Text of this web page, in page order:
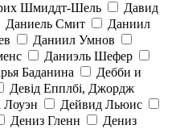
Шмиддт-Шель
Давид
Даниель Смит
Даниил
Даниил Умнов
Даниэль Шефер
Баданина
Дебби и
Девід Епплбі, Джордж
Лоуэн
Дейвид Льюис
Дениз Гленн
Дениз